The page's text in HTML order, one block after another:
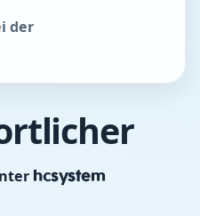
der
hcsystem